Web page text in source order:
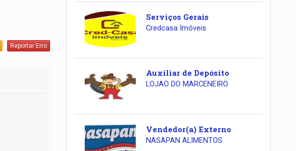
Reportar Erro
Serviços Gerais
Credcasa Imóveis
Auxiliar de Depósito
LOJAO DO MARCENEIRO
Vendedor(a) Externo
NASAPAN ALIMENTOS